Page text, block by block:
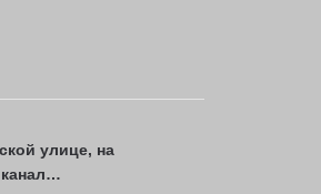
улице, на